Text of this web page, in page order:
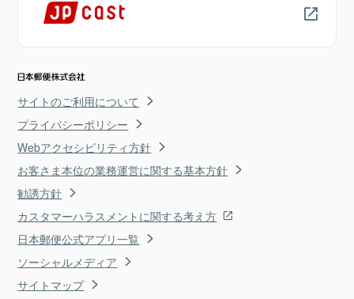
サイトのご利用について
プライバシーポリシー
Webアクセシビリティ方針
お客さま本位の業務運営に関する基本方針
勧誘方針
カスタマーハラスメントに関する考え方
日本郵便公式アプリ一覧
ソーシャルメディア
サイトマップ